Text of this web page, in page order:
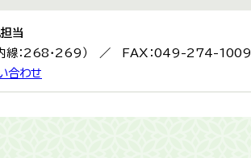
当
線：268・269） ／ FAX：049-274-1009
合わせ